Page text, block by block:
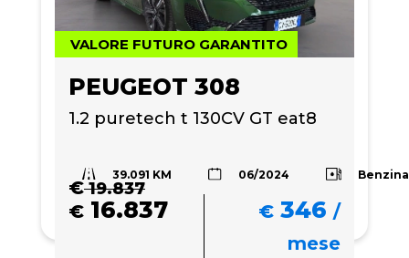
VALORE FUTURO GARANTITO
PEUGEOT 308
1.2 puretech t 130CV GT eat8
39.091 KM 06/2024 Benzina
€19.837
€ 16.837 € 346 /
mese